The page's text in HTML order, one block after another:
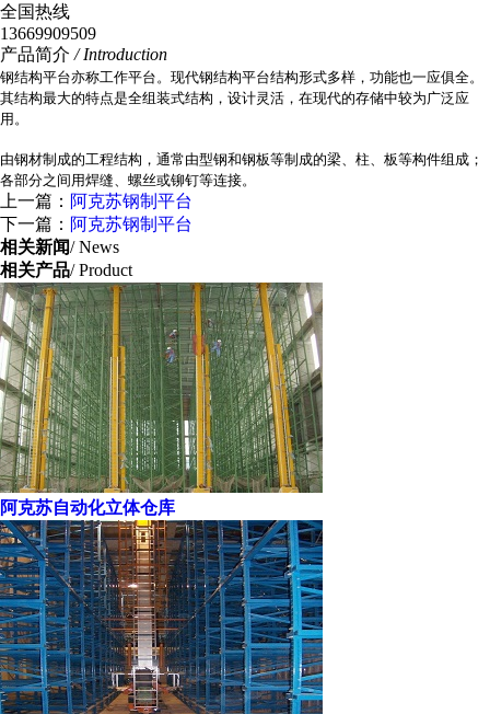
全国热线
13669909509
产品简介 / Introduction
钢结构平台亦称工作平台。现代钢结构平台结构形式多样，功能也一应俱全。
其结构最大的特点是全组装式结构，设计灵活，在现代的存储中较为广泛应
用。
由钢材制成的工程结构，通常由型钢和钢板等制成的梁、柱、板等构件组成；
各部分之间用焊缝、螺丝或铆钉等连接。
上一篇： 阿克苏钢制平台
下一篇： 阿克苏钢制平台
相关新闻/ News
相关产品/ Product
阿克苏自动化立体仓库